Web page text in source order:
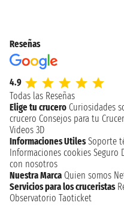
Reseñas
4.9
Todas las Reseñas
Elige tu crucero Curiosidades
crucero Consejos para tu
Videos 3D
Informaciones Utiles Soporte
Informaciones cookies Seguro
con nosotros
Nuestra Marca Quien somos
Servicios para los cruceristas
Observatorio Taoticket